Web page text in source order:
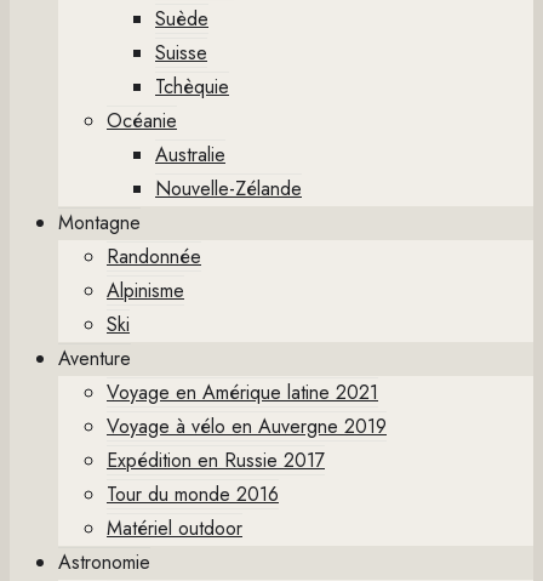
Suède
Suisse
Tchèquie
Océanie
Australie
Nouvelle-Zélande
Montagne
Randonnée
Alpinisme
Ski
Aventure
Voyage en Amérique latine 2021
Voyage à vélo en Auvergne 2019
Expédition en Russie 2017
Tour du monde 2016
Matériel outdoor
Astronomie